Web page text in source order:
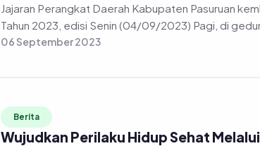
Jajaran Perangkat Daerah Kabupaten Pasuruan
Tahun 2023, edisi Senin (04/09/2023) Pagi, di
06 September 2023
Berita
Wujudkan Perilaku Hidup Sehat Melalui